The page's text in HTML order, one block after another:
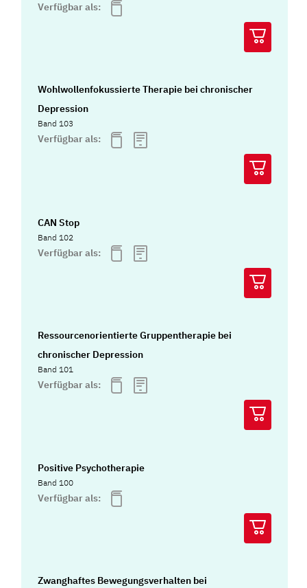
Verfügbar als:
Wohlwollenfokussierte Therapie bei chronischer
Depression
Band 103
Verfügbar als:
CAN Stop
Band 102
Verfügbar als:
Ressourcenorientierte Gruppentherapie bei
chronischer Depression
Band 101
Verfügbar als:
Positive Psychotherapie
Band 100
Verfügbar als:
Zwanghaftes Bewegungsverhalten bei